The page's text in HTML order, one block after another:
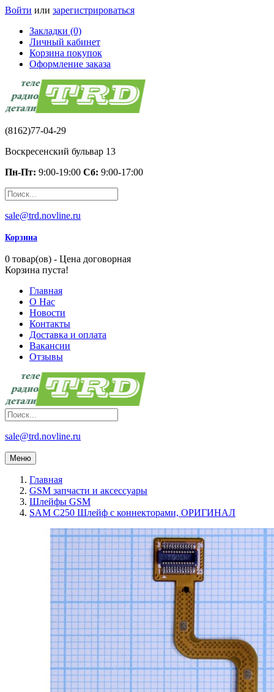
Войти или зарегистрироваться
Закладки (0)
Личный кабинет
Корзина покупок
Оформление заказа
(8162)77-04-29
Воскресенский бульвар 13
Пн-Пт: 9:00-19:00 Сб: 9:00-17:00
sale@trd.novline.ru
Корзина
0 товар(ов) - Цена договорная
Корзина пуста!
Главная
О Нас
Новости
Контакты
Доставка и оплата
Вакансии
Отзывы
sale@trd.novline.ru
Меню
Главная
GSM запчасти и аксессуары
Шлейфы GSM
SAM C250 Шлейф с коннекторами, ОРИГИНАЛ